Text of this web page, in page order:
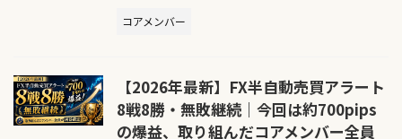
コアメンバー
【2026年最新】FX半自動売買アラート
8戦8勝・無敗継続｜今回は約700pips
の爆益、取り組んだコアメンバー全員